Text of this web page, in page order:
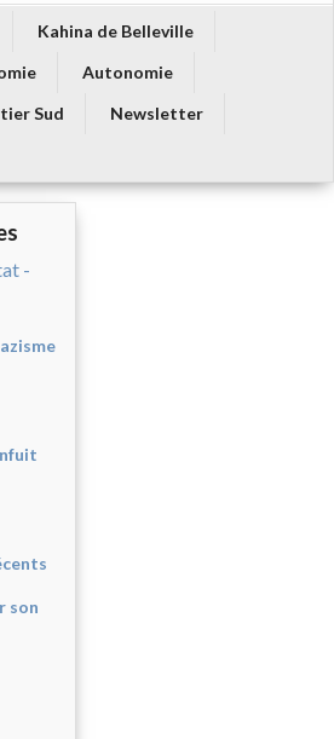
Kahina de Belleville
Autonomie
Sud
Newsletter
son